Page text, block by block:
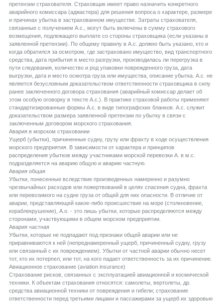
претензии страхователя. Страховщик имеет право назначить конкретного
аварийного комиссара (аджастера) для решения вопроса о характере, размере
и причинах убытка в застрахованном имуществе. Затраты страхователя,
связанные с получением А.с., могут быть включены в сумму страхового
возмещения, подлежащего выплате со стороны страховщика (если указаны в
заявленной претензии). По общему правилу в А.с. должно быть указано, кто и
когда обратился за осмотром, где застраховано имущество, вид транспортного
средства, дата прибытия в место разгрузки, производилась ли перегрузка в
пути следования, количество и род упаковки поврежденного груза, дата
выгрузки, дата и место осмотра груза или имущества, описание убытка. А.с. не
является безусловным доказательством ответственности страховщика в силу
ранее заключенного договора страхования (аварийный комиссар делает об
этом особую оговорку в тексте А.с.). В практике страховой работы применяют
стандартизированные формы А.с. в виде типографских бланков. А.с. служит
доказательством размера заявленной претензии по убытку в связи с
заключенным договором морского страхования.
Aвария в морском страховании
Ущерб (убытки), причиненные судну, грузу или фрахту в ходе осуществления
морского предприятия. В зависимости от характера и принципов
распределения убытков между участниками морской перевозки А. в м.с.
подразделяется на аварию общую и аварию частную.
Aвария общая
Убытки, понесенные вследствие произведенных намеренно и разумно
чрезвычайных расходов или пожертвований в целях спасения судна, фрахта
или перевозимого на судне груза от общей для них опасности. В отличие от
аварии, представляющей какое-либо происшествие на море (столкновение,
кораблекрушение), А.о. - это лишь убытки, которые распределяются между
сторонами, участвующими в общем морском предприятии.
Aвария частная
Убытки, которые не подпадают под признаки общей аварии или не
приравниваются к ней (непреднамеренный ущерб, причиненный судну, грузу
или связанный с их повреждением). Убытки от частной аварии обычно несет
тот, кто их потерпел, или тот, на кого падает ответственность за их причинение.
Aвиационное страхование (aviation insurance)
Страхование рисков, связанных с эксплуатацией авиационной и космической
техники. К объектам страхования относятся: самолеты, вертолеты, др.
средства авиационной техники от повреждения и гибели; страхование
ответственности перед третьими лицами и пассажирами за ущерб их здоровью